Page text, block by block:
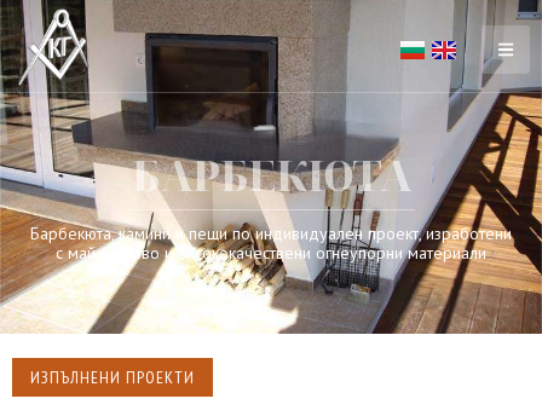
БАРБЕКЮТА
Барбекюта, камини и пещи по индивидуален проект, изработени
с майсторство и висококачествени огнеупорни материали
ИЗПЪЛНЕНИ ПРОЕКТИ